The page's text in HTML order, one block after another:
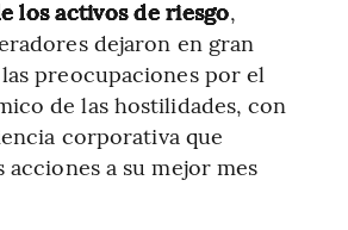
los activos de riesgo,
dejaron en gran
preocupaciones por el
de las hostilidades, con
corporativa que
acciones a su mejor mes